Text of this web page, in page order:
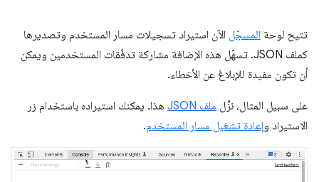
تتيح لوحة المسجّل الآن استيراد تسجيلات مسار المستخدم وتصديرها
كملف JSON. تسهّل هذه الإضافة مشاركة تدفّقات المستخدمين ويمكن
أن تكون مفيدة للإبلاغ عن الأخطاء.
على سبيل المثال، نزِّل ملف JSON
هذا. يمكنك استيراده باستخدام زر
الاستيراد وإعادة تشغيل مسار المستخدم.